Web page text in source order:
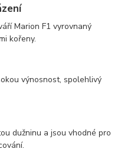
Marion F1 vyrovnaný
kořeny.
výnosnost, spolehlivý
dužninu a jsou vhodné pro